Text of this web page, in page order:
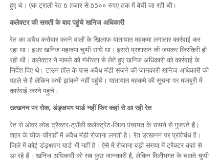
हुए थे। एक ट्राली रेत 6 हजार से 65०० रुपए तक में बेची जा रही थी।
कलेक्टर की सख्ती के बाद पहुंचे खनिज अधिकारी
रेत का अवैध करोबार करने वालों के खिलाफ यातायात महकमा लगातार कार्रवाई कर
रहा था। इधर खनिज महकमा चुप्पी साधे था। इससे प्रशासन की जमकर किरकिरी हो
रही थी। कलेक्टर ने मामले को गंभीरता से लेते हुए खनिज अधिकारी को कार्रवाई के
निर्देश दिए थे। टाउन हॉल के पास अवैध मंडी सजने की जानकारी खनिज अधिकारी को
पहले से है लेकिन कभी झांकने नहीं पहुंचे। यातायात महकमे की सूचना पर मजबूरी में
कार्रवाई करने पहुंचे।
उत्खनन पर रोक, डंङ्क्षपग यार्ड नहीं फिर कहां से आ रही रेत
रेत से ओवर लोड ट्रैक्टर-ट्रॉली कलेक्ट्रेट-जिला पंचायत के सामने से गुजरते हैं।
शहर के चौक-चौराहों में अवैध मंडी रोजाना लगती है। रेत उत्खनन पर प्रतिबंध है।
जिले में कोई डंङ्क्षपग यार्ड भी नहीं है। ऐसे में रोजाना बड़ी संख्या में ट्रैक्टर कहां से
आ रहे हैं। खनिज अधिकारी को सब कुछ जानकारी है, लेकिन मिलीभगत के चलते चुप्पी